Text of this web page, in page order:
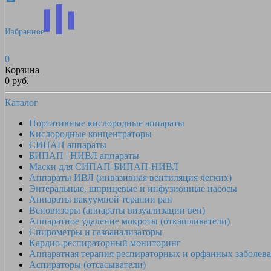
Избранное
0
Корзина
0 руб.
Каталог
Портативные кислородные аппараты
Кислородные концентраторы
СИПАП аппараты
БИПАП | НИВЛ аппараты
Маски для СИПАП-БИПАП-НИВЛ
Аппараты ИВЛ (инвазивная вентиляция легких)
Энтеральные, шприцевые и инфузионные насосы
Аппараты вакуумной терапии ран
Веновизоры (аппараты визуализации вен)
Аппаратное удаление мокроты (откашливатели)
Спирометры и газоанализаторы
Кардио-респираторный мониторинг
Аппаратная терапия респираторных и орфанных
Аспираторы (отсасыватели)